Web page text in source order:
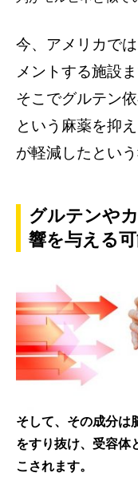
今、アメリカで
メントする施設
そこでグルテン
という麻薬を抑
が軽減したとい
グルテンや
響を与える
そして、その成分は
をすり抜け、受容体
こされます。